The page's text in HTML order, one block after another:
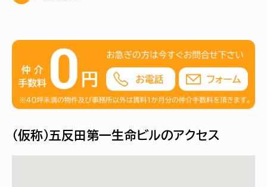
（仮称）五反田第一生命ビルのアクセス